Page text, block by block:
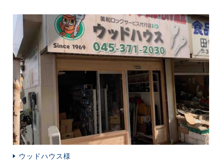
ウッドハウス様